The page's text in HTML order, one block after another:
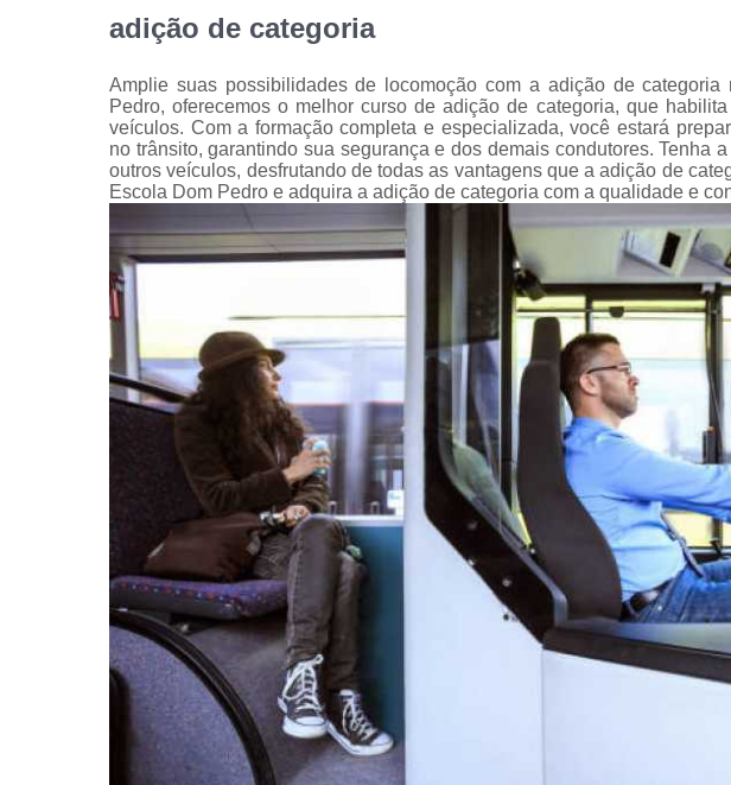
adição de categoria
Amplie suas possibilidades de locomoção com a adição de
Pedro, oferecemos o melhor curso de adição de categoria, que
veículos. Com a formação completa e especializada, você estará
no trânsito, garantindo sua segurança e dos demais condutores. Tenha
outros veículos, desfrutando de todas as vantagens que a adição de
Escola Dom Pedro e adquira a adição de categoria com a qualidade e